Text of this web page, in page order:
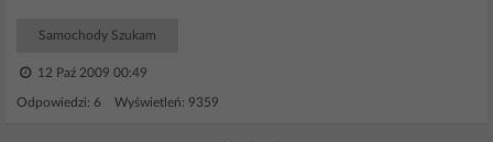
Samochody Szukam
12 Paź 2009 00:49
Odpowiedzi: 6 Wyświetleń: 9359